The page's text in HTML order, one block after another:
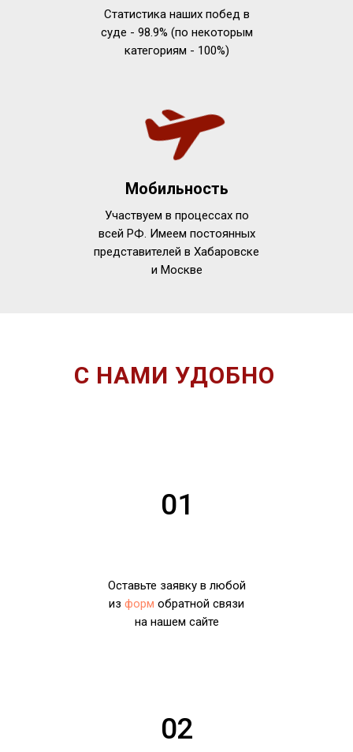
Мобильность
Участвуем в процессах по
всей РФ. Имеем постоянных
представителей в Хабаровске
и Москве
Статистика наших побед в
суде - 98.9% (по некоторым
категориям - 100%)
С НАМИ УДОБНО
01
02
Оставьте заявку в любой
из форм обратной связи
на нашем сайте